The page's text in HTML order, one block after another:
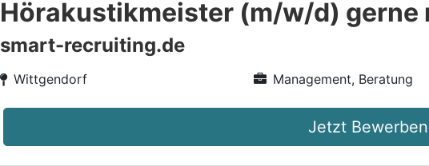
Hörakustikmeister (m/w/d) gerne
smart-recruiting.de
Wittgendorf Management, Beratung
Jetzt Bewerben